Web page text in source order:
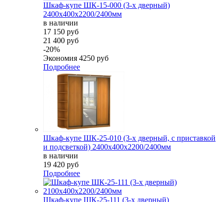
Шкаф-купе ШК-15-000 (3-х дверный)
2400х400х2200/2400мм
в наличии
17 150 руб
21 400 руб
-20%
Экономия 4250 руб
Подробнее
Шкаф-купе ШК-25-010 (3-х дверный, с приставкой
и подсветкой) 2400х400х2200/2400мм
в наличии
19 420 руб
Подробнее
Шкаф-купе ШК-25-111 (3-х дверный)